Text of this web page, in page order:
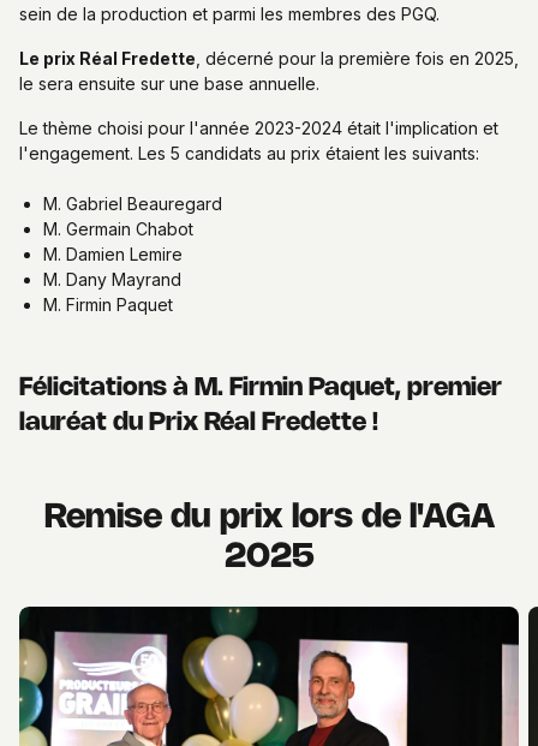
sein de la production et parmi les membres des PGQ.
Le prix Réal Fredette , décerné pour la première fois en 2025,
le sera ensuite sur une base annuelle.
Le thème choisi pour l'année 2023-2024 était l'implication et
l'engagement. Les 5 candidats au prix étaient les suivants:
M. Gabriel Beauregard
M. Germain Chabot
M. Damien Lemire
M. Dany Mayrand
M. Firmin Paquet
Félicitations à M. Firmin Paquet, premier
lauréat du Prix Réal Fredette !
Remise du prix lors de l'AGA
2025